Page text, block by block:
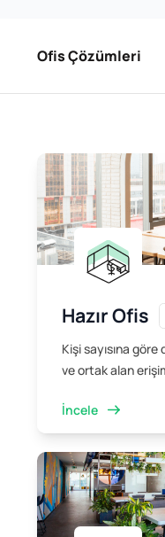
Ofis Çözümleri
Hazır Ofis
Kişi sayısına
ve ortak alan
İncele